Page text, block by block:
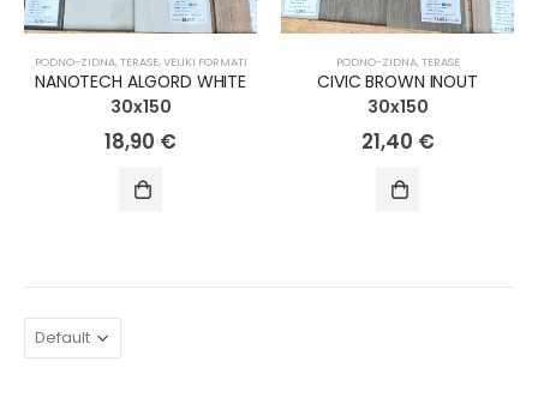
PODNO-ZIDNA, TERASE, VELIKI FORMATI
NANOTECH ALGORD WHITE
30x150
18,90 €
PODNO-ZIDNA, TERASE
CIVIC BROWN INOUT
30x150
21,40 €